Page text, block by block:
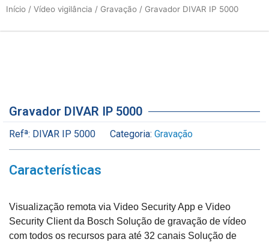
Início / Vídeo vigilância / Gravação / Gravador DIVAR IP 5000
Gravador DIVAR IP 5000
Refª: DIVAR IP 5000 Categoria: Gravação
Características
Visualização remota via Video Security App e Video
Security Client da Bosch Solução de gravação de vídeo
com todos os recursos para até 32 canais Solução de